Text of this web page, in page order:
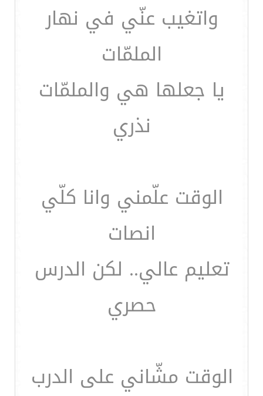
واتغيب عنّي في نهار
الملمّات
يا جعلها هي والملمّات
نذري
الوقت علّمني وانا كلّي
انصات
تعليم عالي.. لكن الدرس
حصري
الوقت مشّاني على الدرب